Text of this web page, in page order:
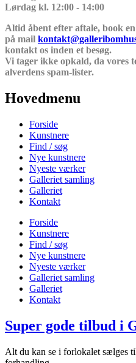
Lørdag kl. 12:00 - 14:00
Altid åbent efter aftale, book
på mail
kontakt os inden et besøg.
Vi tager ikke opkald, da vores
alverdens spam-lister.
Hovedmenu
Forside
Kunstnere
Find / søg
Nye kunstnere
Nyeste værker
Galleriet samling
Galleriet
Kontakt
Forside
Kunstnere
Find / søg
Nye kunstnere
Nyeste værker
Galleriet samling
Galleriet
Kontakt
Super gode tilbud i
Alt du kan se i forlokalet sælges